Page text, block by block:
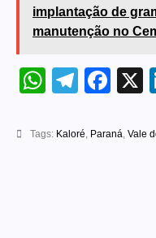
implantação de
manutenção no
Tags: Kaloré Paraná Vale